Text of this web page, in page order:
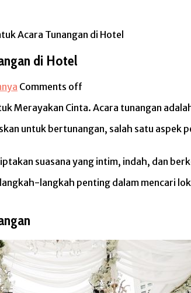
Acara Tunangan di Hotel
di Hotel
Comments off
Merayakan Cinta. Acara tunangan
untuk bertunangan, salah satu
suasana yang intim, indah, dan
langkah penting dalam mencari